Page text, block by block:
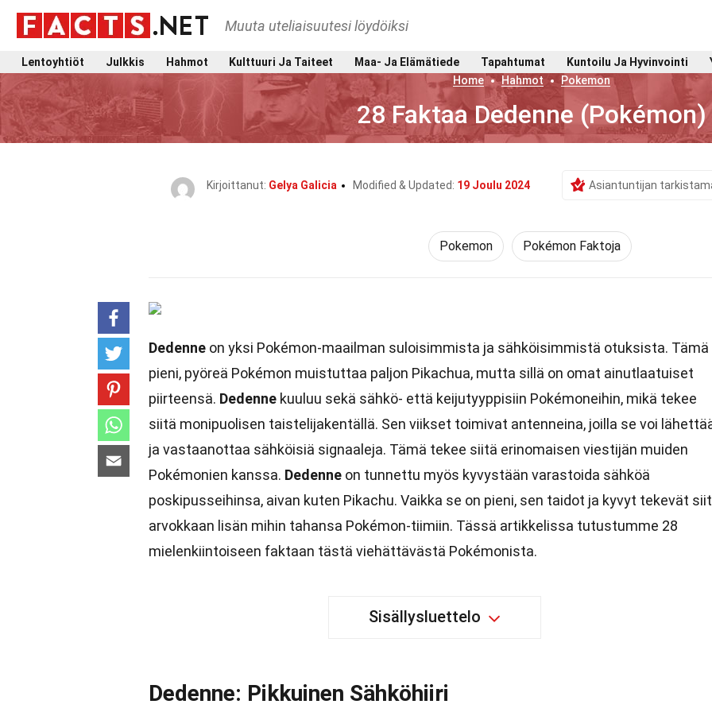
Muuta uteliaisuutesi löydöiksi
Lentoyhtiöt Julkkis Hahmot Kulttuuri Ja Taiteet Maa- Ja Elämätiede Tapahtumat Kuntoilu Ja Hyvinvointi
Home
Hahmot Pokemon
28 Faktaa Dedenne (Pokémon)
Kirjoittanut: Gelya Galicia Modified & Updated: 19 Joulu 2024 Asiantuntijan
Pokemon Pokémon Faktoja
Dedenne on yksi Pokémon-maailman suloisimmista ja sähköisimmistä otuksista. Tämä
pieni, pyöreä Pokémon muistuttaa paljon Pikachua, mutta sillä on omat ainutlaatuiset
piirteensä. Dedenne kuuluu sekä sähkö- että keijutyyppisiin Pokémoneihin, mikä tekee
siitä monipuolisen taistelijakentällä. Sen viikset toimivat antenneina, joilla se voi
ja vastaanottaa sähköisiä signaaleja. Tämä tekee siitä erinomaisen viestijän muiden
Pokémonien kanssa. Dedenne on tunnettu myös kyvystään varastoida sähköä
poskipusseihinsa, aivan kuten Pikachu. Vaikka se on pieni, sen taidot ja kyvyt tekevät
arvokkaan lisän mihin tahansa Pokémon-tiimiin. Tässä artikkelissa tutustumme 28
mielenkiintoiseen faktaan tästä viehättävästä Pokémonista.
Sisällysluettelo
Dedenne: Pikkuinen Sähköhiiri